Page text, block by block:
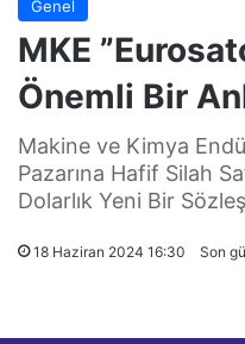
Genel
MKE
Önemli Bir
Makine ve Kimya
Pazarına Hafif Silah
Dolarlık Yeni Bir
18 Haziran 2024 16:30 Son